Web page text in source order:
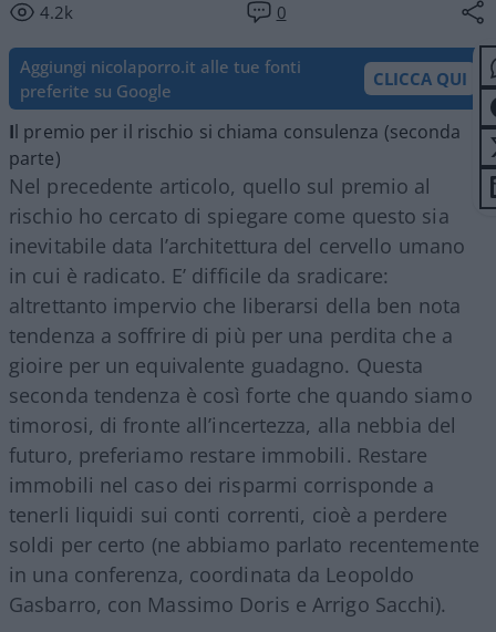
4.2k 0
Aggiungi nicolaporro.it alle tue fonti
preferite su Google
CLICCA QUI
Il premio per il rischio si chiama consulenza (seconda
parte)
Nel precedente articolo, quello sul premio al
rischio ho cercato di spiegare come questo sia
inevitabile data l’architettura del cervello umano
in cui è radicato. E’ difficile da sradicare:
altrettanto impervio che liberarsi della ben nota
tendenza a soffrire di più per una perdita che a
gioire per un equivalente guadagno. Questa
seconda tendenza è così forte che quando siamo
timorosi, di fronte all’incertezza, alla nebbia del
futuro, preferiamo restare immobili. Restare
immobili nel caso dei risparmi corrisponde a
tenerli liquidi sui conti correnti, cioè a perdere
soldi per certo (ne abbiamo parlato recentemente
in una conferenza, coordinata da Leopoldo
Gasbarro, con Massimo Doris e Arrigo Sacchi).